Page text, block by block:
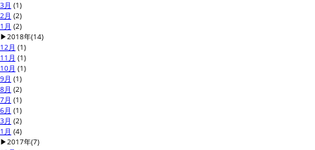
3月 (1)
2月 (2)
1月 (2)
▶2018年(14)
12月 (1)
11月 (1)
10月 (1)
9月 (1)
8月 (2)
7月 (1)
6月 (1)
3月 (2)
1月 (4)
▶2017年(7)